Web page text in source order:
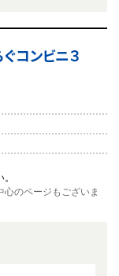
コンビニ３
心のページもございま